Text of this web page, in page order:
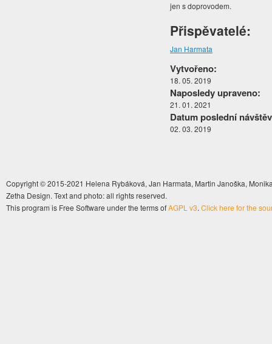
jen s doprovodem.
Přispěvatelé:
Jan Harmata
Vytvořeno:
18. 05. 2019
Naposledy upraveno:
21. 01. 2021
Datum poslední
02. 03. 2019
Copyright © 2015-2021 Helena Rybáková, Jan Harmata, Martin Janoška,
Zetha Design. Text and photo: all rights reserved.
This program is Free Software under the terms ofAGPL v3. Click here for the